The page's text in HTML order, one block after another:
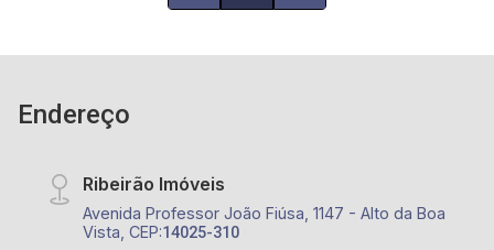
Endereço
Ribeirão Imóveis
Avenida Professor João Fiúsa, 1147 - Alto da Boa
Vista, CEP:14025-310